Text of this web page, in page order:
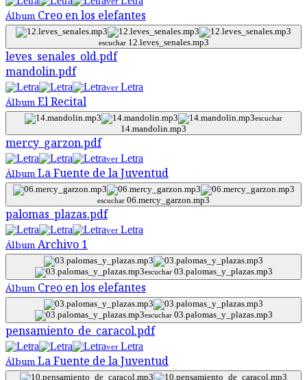
Álbum Creo en los elefantes
escuchar12.leves_senales.mp3
leves_senales_old.pdf
mandolin.pdf
verLetra
Álbum El Recital
escuchar
14.mandolin.mp3
mercy_garzon.pdf
verLetra
Álbum La Fuente de la Juventud
escuchar 06.mercy_garzon.mp3
palomas_plazas.pdf
verLetra
Álbum Archivo 1
escuchar03.palomas_y_plazas.mp3
Álbum Creo en los elefantes
escuchar03.palomas_y_plazas.mp3
pensamiento_de_caracol.pdf
verLetra
Álbum La Fuente de la Juventud